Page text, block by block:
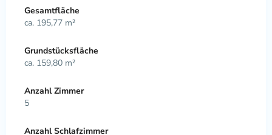
Gesamtfläche
ca. 195,77 m²
Grundstücksfläche
ca. 159,80 m²
Anzahl Zimmer
5
Anzahl Schlafzimmer